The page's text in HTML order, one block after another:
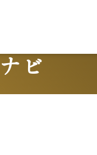
ビ